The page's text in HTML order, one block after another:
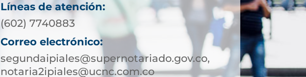
Líneas de atención:
(602) 7740883
Correo electrónico:
segundaipiales@supernotariado.gov.co,
notaria2ipiales@ucnc.com.co